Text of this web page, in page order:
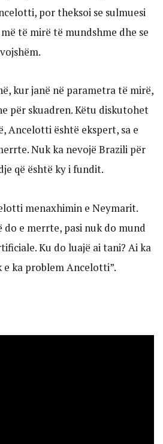
por theksoi se sulmuesi
të mirë të mundshme dhe se
kur janë në parametra të mirë,
për skuadren. Këtu diskutohet
Ancelotti është ekspert, sa e
Nuk ka nevojë Brazili për
që është ky i fundit.
menaxhimin e Neymarit.
e merrte, pasi nuk do mund
Ku do luajë ai tani? Ai ka
ka problem Ancelotti”.